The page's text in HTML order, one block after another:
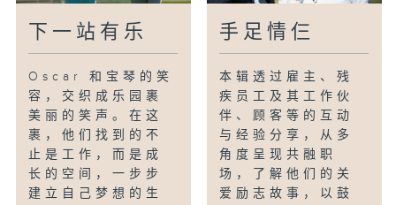
梦想的工作。
下一站有乐
Oscar 和宝琴的笑
容，交织成乐园裹
美丽的笑声。在这
裹，他们找到的不
止是工作，而是成
长的空间，一步步
建立自己梦想的生
手足情仨
本辑透过雇主、残
疾员工及其工作伙
伴、顾客等的互动
与经验分享，从多
角度呈现共融职
场，了解他们的关
爱励志故事，以鼓